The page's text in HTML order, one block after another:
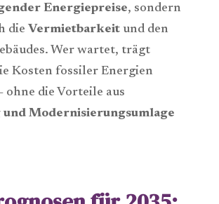
Energiepreise, sondern
die Vermietbarkeitund den
Wer wartet, trägt
Kosten fossiler Energien
ohne die Vorteile aus
Modernisierungsumlage